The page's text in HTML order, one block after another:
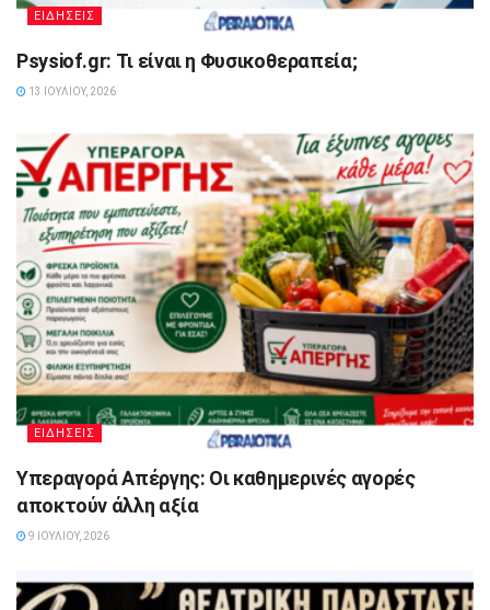
ΕΙΔΗΣΕΙΣ
Psysiof.gr: Τι είναι η Φυσικοθεραπεία;
13 ΙΟΥΛΊΟΥ, 2026
ΕΙΔΗΣΕΙΣ
Υπεραγορά Απέργης: Οι καθημερινές αγορές
αποκτούν άλλη αξία
9 ΙΟΥΛΊΟΥ, 2026